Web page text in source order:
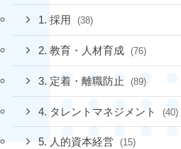
1. 採用 (38)
2. 教育・人材育成 (76)
3. 定着・離職防止 (89)
4. タレントマネジメント (40)
5. 人的資本経営 (15)